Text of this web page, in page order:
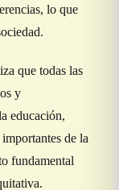
lo que
que todas las
y
educación,
de la
fundamental